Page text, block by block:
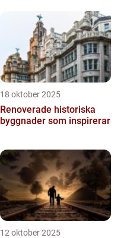
18 oktober 2025
Renoverade historiska
byggnader som inspirerar
12 oktober 2025